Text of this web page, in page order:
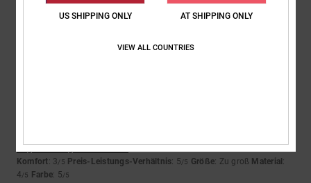
3/5
Komfort: 3/5 Preis-Leistungs-Verhältnis: 5/5 Größe: Zu groß Material :
4/5 Farbe: 5/5
US SHIPPING ONLY AT SHIPPING ONLY
VIEW ALL COUNTRIES